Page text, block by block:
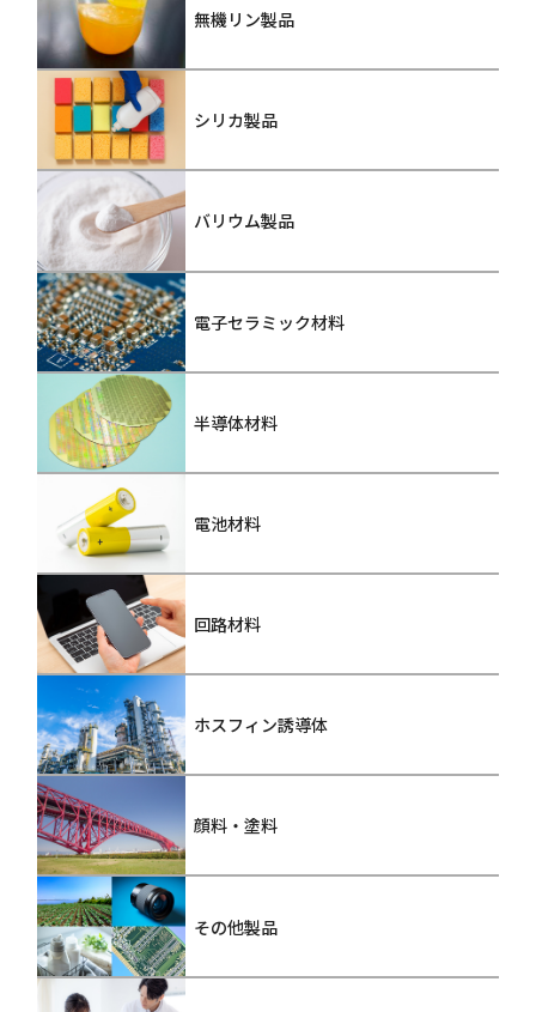
無機リン製品
シリカ製品
バリウム製品
電子セラミック材料
半導体材料
電池材料
回路材料
ホスフィン誘導体
顔料・塗料
その他製品